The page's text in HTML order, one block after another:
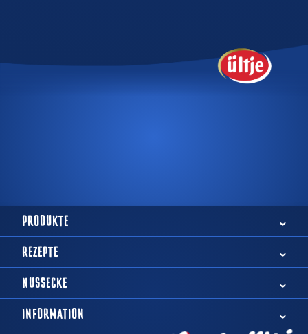
PRODUKTE
REZEPTE
NUSSECKE
INFORMATION